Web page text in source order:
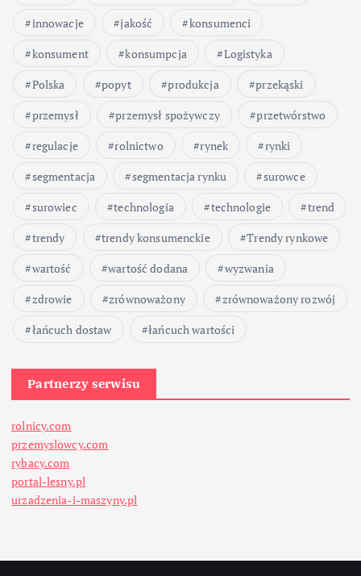
innowacje
jakość
konsumenci
konsument
konsumpcja
Logistyka
Polska
popyt produkcja
przekąski
przemysł
przemysł spożywczy
przetwórstwo
regulacje
rolnictwo rynek
rynki
segmentacja
segmentacja rynku
surowce
surowiec
technologia technologie
trend
trendy
trendy konsumenckie
Trendy rynkowe
wartość
wartość dodana
wyzwania
zdrowie
zrównoważony
zrównoważony rozwój
łańcuch dostaw
łańcuch wartości
Partnerzy serwisu
rolnicy.com
przemyslowcy.com
rybacy.com
portal-lesny.pl
urzadzenia-i-maszyny.pl